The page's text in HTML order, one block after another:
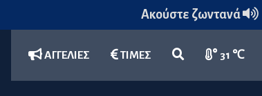
Ακούστε ζωντανά
ΑΓΓΕΛΙΕΣ ΤΙΜΕΣ 31 ℃